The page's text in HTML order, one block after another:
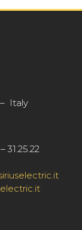
Italy
31.25.22